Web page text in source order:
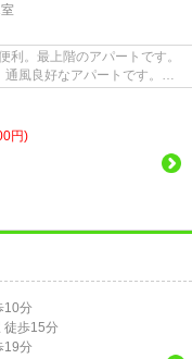
利。最上階のアパートです。
風良好なアパートです。当
円)
10分
徒歩15分
19分